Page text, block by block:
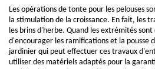
Les opérations de tonte pour les pelouses
la stimulation de la croissance. En fait, les
les brins d'herbe. Quand les extrémités sont
d'encourager les ramifications et la pousse
jardinier qui peut effectuer ces travaux
utiliser des matériels adaptés pour la